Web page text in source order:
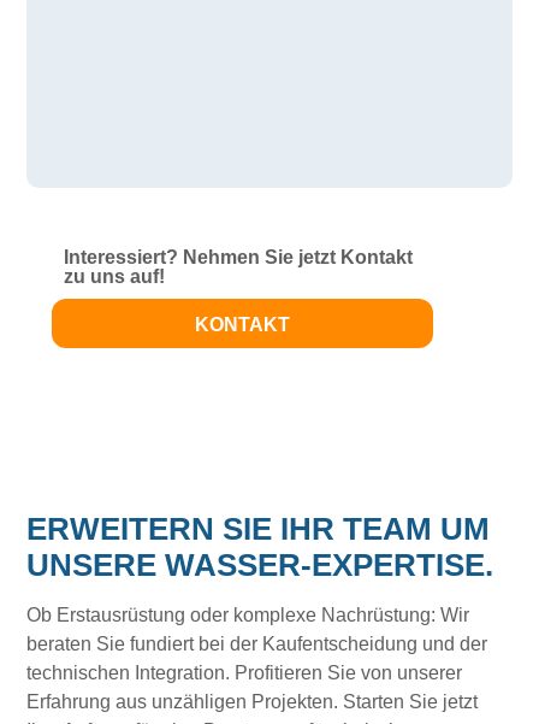
Interessiert? Nehmen Sie jetzt Kontakt
zu uns auf!
KONTAKT
ERWEITERN SIE IHR TEAM UM
UNSERE WASSER-EXPERTISE.
Ob Erstausrüstung oder komplexe Nachrüstung: Wir
beraten Sie fundiert bei der Kaufentscheidung und der
technischen Integration. Profitieren Sie von unserer
Erfahrung aus unzähligen Projekten. Starten Sie jetzt